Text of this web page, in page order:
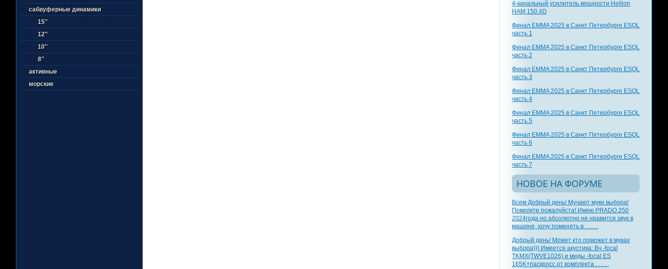
сабвуферные динамики
15''
12''
10''
8''
активные
морские
4-канальный усилитель мощности Hellion
HAM 150.4D
Финал EMMA 2025 в Санкт Петербурге ESQL
часть 1
Финал EMMA 2025 в Санкт Петербурге ESQL
часть 2
Финал EMMA 2025 в Санкт Петербурге ESQL
часть 3
Финал EMMA 2025 в Санкт Петербурге ESQL
часть 4
Финал EMMA 2025 в Санкт Петербурге ESQL
часть 5
Финал EMMA 2025 в Санкт Петербурге ESQL
часть 6
Финал EMMA 2025 в Санкт Петербурге ESQL
часть 7
НОВОЕ НА ФОРУМЕ
Всем Добрый день! Мучают муки выбора!
Помогите пожалуйста! Имею PRADO 250
2024года но абсолютно не нравится звук в
машине, хочу поменять в . . . . .
Добрый день! Может кто поможет в муках
выбора))) Имеется акустика: Вч -focal
TKMX(TWVE1026) и миды -focal ES
165K+паскросс от комплекта . . . . .